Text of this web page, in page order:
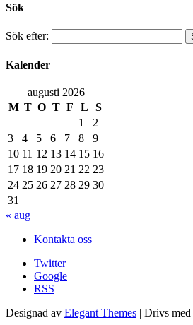
Sök
Sök efter:
Kalender
augusti 2026
M T O T F L
S
1
2
3
4 5 6 7 8
9
10 11 12 13 14 15 16
17 18 19 20 21 22 23
24 25 26 27 28 29 30
31
« aug
Kontakta oss
Twitter
Google
RSS
Designad av Elegant Themes | Drivs med